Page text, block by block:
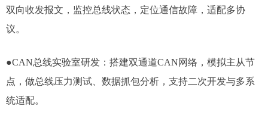
双向收发报文，监控总线状态，定位通信故障，适配多协
议。
●CAN总线实验室研发：搭建双通道CAN网络，模拟主从节
点，做总线压力测试、数据抓包分析，支持二次开发与多系
统适配。